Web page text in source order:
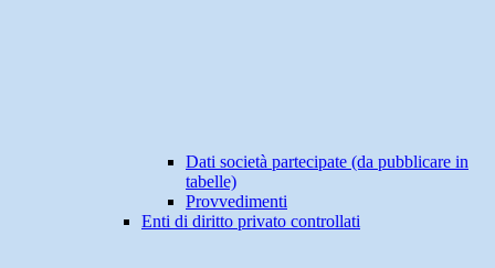
Dati società partecipate (da pubblicare in
tabelle)
Provvedimenti
Enti di diritto privato controllati